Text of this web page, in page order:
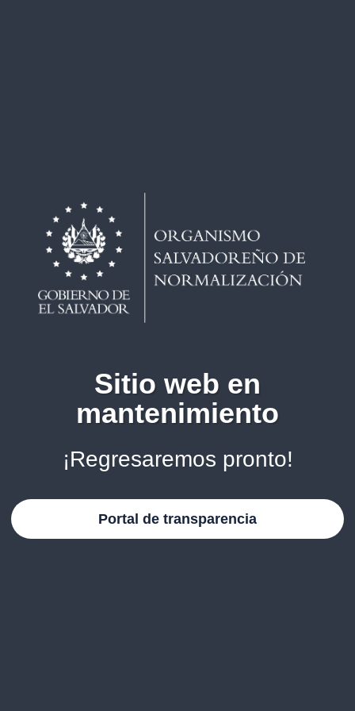
Sitio web en
mantenimiento
¡Regresaremos pronto!
Portal de transparencia